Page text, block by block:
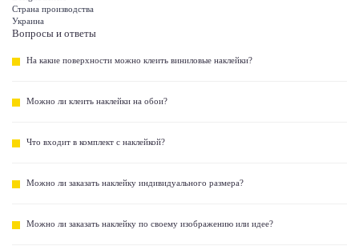
Страна производства
Украина
Вопросы и ответы
На какие поверхности можно клеить виниловые наклейки?
Можно ли клеить наклейки на обои?
Что входит в комплект с наклейкой?
Можно ли заказать наклейку индивидуального размера?
Можно ли заказать наклейку по своему изображению или идее?